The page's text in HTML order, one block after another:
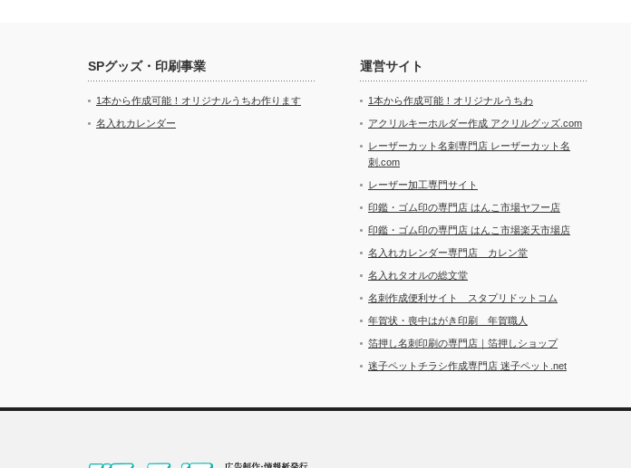
SPグッズ・印刷事業
1本から作成可能！オリジナルうちわ作ります
名入れカレンダー
運営サイト
1本から作成可能！オリジナルうちわ
アクリルキーホルダー作成 アクリルグッズ.com
レーザーカット名刺専門店 レーザーカット名
刺.com
レーザー加工専門サイト
印鑑・ゴム印の専門店 はんこ市場ヤフー店
印鑑・ゴム印の専門店 はんこ市場楽天市場店
名入れカレンダー専門店 カレン堂
名入れタオルの総文堂
名刺作成便利サイト スタプリドットコム
年賀状・喪中はがき印刷 年賀職人
箔押し名刺印刷の専門店｜箔押しショップ
迷子ペットチラシ作成専門店 迷子ペット.net